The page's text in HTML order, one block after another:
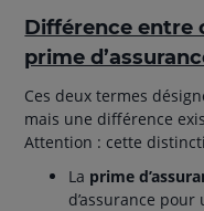
Différence entre
prime
Ces deux termes
mais une différence
Attention : cette
La prime
d’assurance